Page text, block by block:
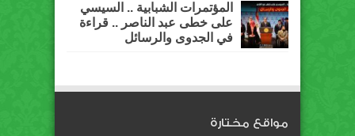
المؤتمرات الشبابية .. السيسي
على خطى عبد الناصر .. قراءة
في الجدوى والرسائل
مواقع مختارة